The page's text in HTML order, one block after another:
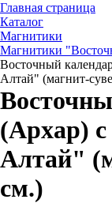
Главная страница
Каталог
Магнитики
Магнитики
Восточный
Алтай" (магнит-
(Архар)
Алтай"
см.)